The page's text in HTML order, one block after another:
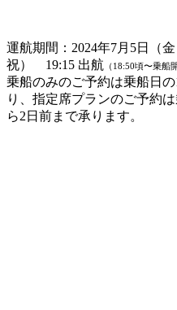
運航期間：2024年7月5日（
祝） 19:15 出航 （18:50頃〜乗船
乗船のみのご予約は乗船日
り、指定席プランのご予約
ら2日前まで承ります。